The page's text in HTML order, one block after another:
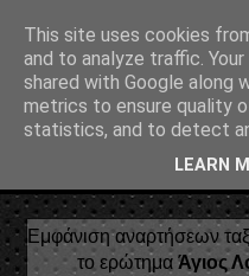
Αέναη
• Επιστήμη • Ψυχολογία •
Φιλοσοφία • Στοχασμοί...
Φως
Εμφάνιση αναρτήσεων
το ερώτημα Άγιος
This site uses cookies
and to analyze traffic.
shared with Google along
metrics to ensure quality
statistics, and to detect
LEARN